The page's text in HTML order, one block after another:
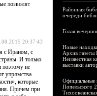
позволят
20:37:43
с Ираном, с
И только
не
упрямства
которые
Причем при
Районная
очереди
Голая
Новые
Архив газеты
Неизвестная
выставки
Официальные
Попельского